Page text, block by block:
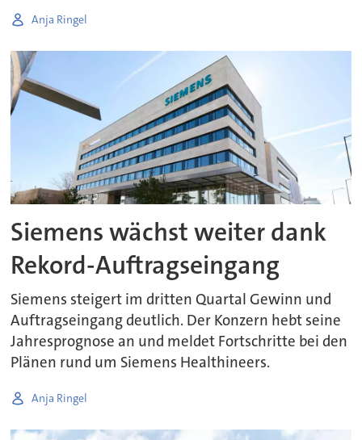
Anja Ringel
Siemens wächst weiter dank
Rekord-Auftragseingang
Siemens steigert im dritten Quartal Gewinn und
Auftragseingang deutlich. Der Konzern hebt seine
Jahresprognose an und meldet Fortschritte bei den
Plänen rund um Siemens Healthineers.
Anja Ringel